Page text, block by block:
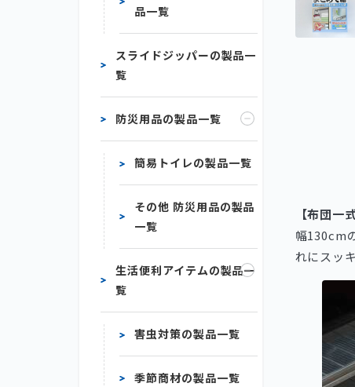
【布団一
幅130cm
れにスッ
品一覧
スライドジッパーの製品一
覧
防災用品の製品一覧
簡易トイレの製品一覧
その他 防災用品の製品
一覧
生活便利アイテムの製品一
覧
害虫対策の製品一覧
季節商材の製品一覧